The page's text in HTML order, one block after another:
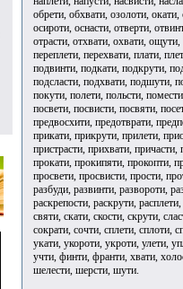
обрети, обхвати, озолоти,
осироти, оснасти, отверти,
отрасти, отхвати, охвати,
переплети, перехвати, плати,
подвинти, подкати, подкрути,
подсласти, подхвати, подшути,
покути, полети, польсти,
посвети, посвисти, посвяти,
предвосхити, предотврати,
прикати, прикрути, прилети,
пристрасти, прихвати,
прокати, прокипяти, прокопти,
просвети, просвисти, прости,
разбуди, развинти, развороти,
раскрепости, раскрути,
святи, скати, скости, скрути,
сократи, сочти, сплети, сплоти,
укати, укороти, укроти, улети,
учти, финти, франти, хвати,
шелести, шерсти, шути.